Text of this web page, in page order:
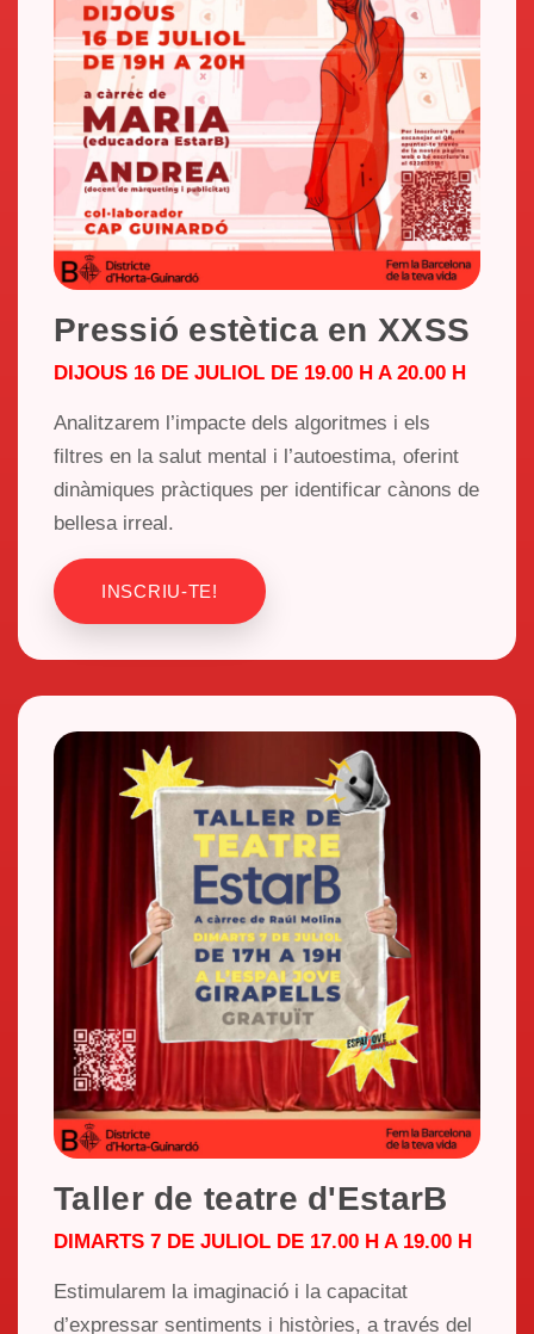
Pressió estètica en XXSS
DIJOUS 16 DE JULIOL DE 19.00 H A 20.00 H
Analitzarem l’impacte dels algoritmes i els
filtres en la salut mental i l’autoestima, oferint
dinàmiques pràctiques per identificar cànons de
bellesa irreal.
INSCRIU-TE!
Taller de teatre d'EstarB
DIMARTS 7 DE JULIOL DE 17.00 H A 19.00 H
Estimularem la imaginació i la capacitat
d’expressar sentiments i històries, a través del